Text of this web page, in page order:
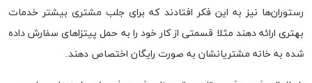
رستوران‌ها نیز به این فکر افتادند که برای جلب مشتری بیشتر خدمات
بهتری ارائه دهند مثلا قسمتی از کار خود را به حمل پیتزاهای سفارش داده
شده به خانه مشتریانشان به صورت رایگان اختصاص دهند.